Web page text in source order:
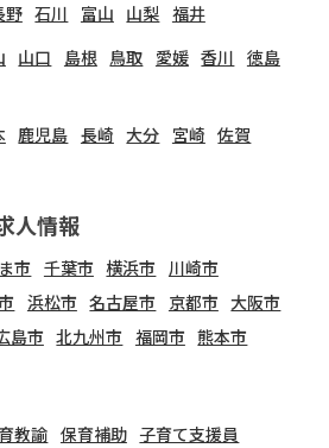
野 石川 富山 山梨 福井
山口 島根 鳥取 愛媛 香川 徳島
鹿児島 長崎 大分 宮崎 佐賀
人情報
市 千葉市 横浜市
川崎市
浜松市 名古屋市 京都市 大阪市
島市 北九州市 福岡市 熊本市
教諭 保育補助 子育て支援員